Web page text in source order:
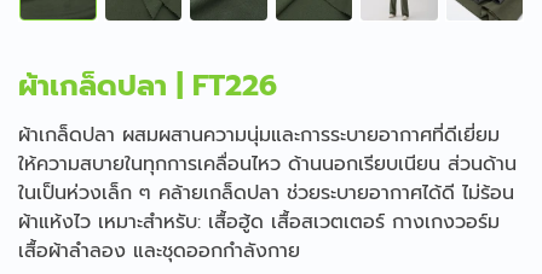
ผ้าเกล็ดปลา | FT226
ผ้าเกล็ดปลา ผสมผสานความนุ่มและการระบายอากาศที่ดีเยี่ยม
ให้ความสบายในทุกการเคลื่อนไหว ด้านนอกเรียบเนียน ส่วนด้าน
ในเป็นห่วงเล็ก ๆ คล้ายเกล็ดปลา ช่วยระบายอากาศได้ดี ไม่ร้อน
ผ้าแห้งไว เหมาะสำหรับ: เสื้อฮู้ด เสื้อสเวตเตอร์ กางเกงวอร์ม
เสื้อผ้าลำลอง และชุดออกกำลังกาย